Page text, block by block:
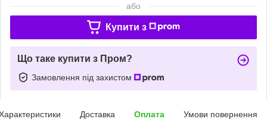
або
Купити з
Що таке купити з Пром?
Замовлення під захистом
Доставка Оплата Умови повернення